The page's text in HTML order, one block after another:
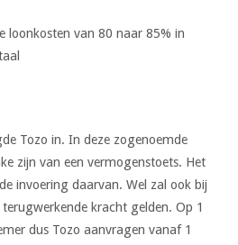
loonkosten van 80 naar 85% in
Tozo in. In deze zogenoemde
zijn van een vermogenstoets. Het
invoering daarvan. Wel zal ook bij
kracht gelden. Op 1
dus Tozo aanvragen vanaf 1